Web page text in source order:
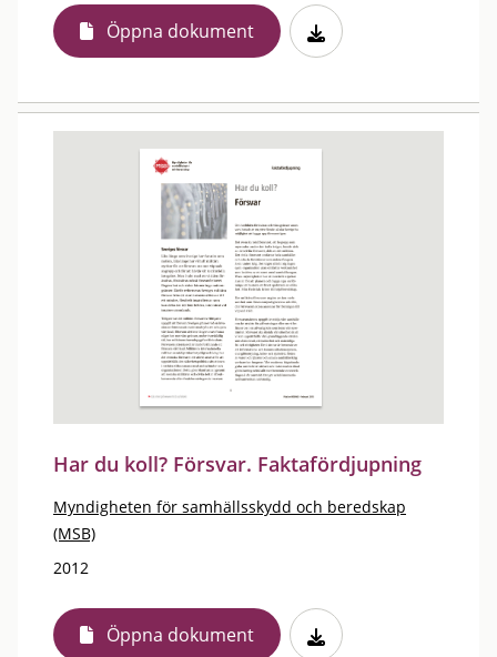
Öppna dokument
Har du koll? Försvar. Faktafördjupning
Myndigheten för samhällsskydd och beredskap
(MSB)
2012
Öppna dokument